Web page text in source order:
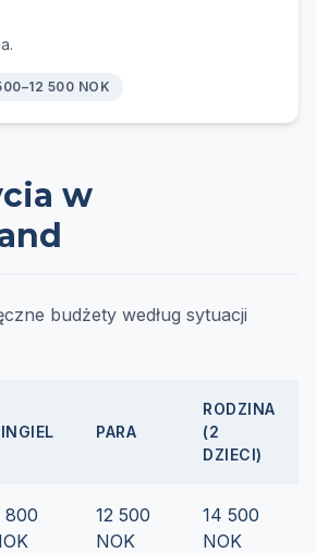
500 NOK
w
budżety według sytuacji
PARA
RODZINA
(2
DZIECI)
800
12 500
NOK
14 500
NOK